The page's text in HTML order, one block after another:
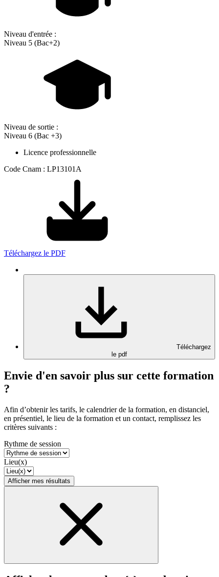
Niveau d'entrée :
Niveau 5 (Bac+2)
Niveau de sortie :
Niveau 6 (Bac +3)
Licence professionnelle
Code Cnam : LP13101A
Téléchargez le PDF
Téléchargez
le pdf
Envie d'en savoir plus sur cette formation
?
Afin d’obtenir les tarifs, le calendrier de la formation, en distanciel,
en présentiel, le lieu de la formation et un contact, remplissez les
critères suivants :
Rythme de session
Lieu(x)
Afficher mes résultats